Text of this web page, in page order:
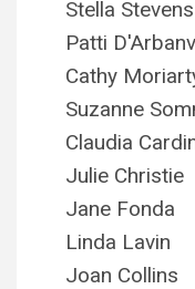
Stella Stevens
Patti
Cathy
Suzanne
Claudia
Julie Christie
Jane Fonda
Linda Lavin
Joan Collins